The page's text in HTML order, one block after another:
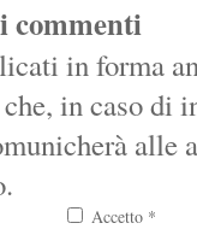
commenti
in forma
che, in caso
alle
Accetto *